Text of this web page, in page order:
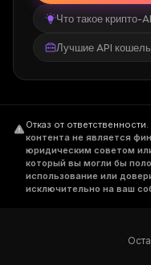
Что такое крипто-
Лучшие API
Отказ от ответственности.
контента не является
юридическим советом
который вы могли бы
использование или
исключительно на ваш